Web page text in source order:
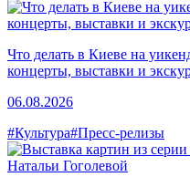
Что делать в Киеве на
концерты, выставки и
06.08.2026
#Культура#Пресс-релизы